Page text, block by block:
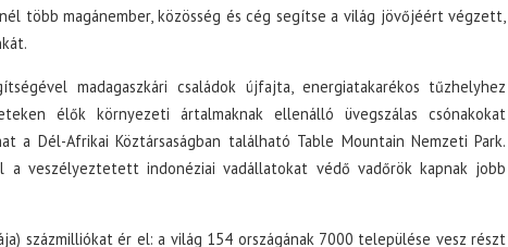
több magánember, közösség és cég segítse a világ jövőjéért végzett,
madagaszkári családok újfajta, energiatakarékos tűzhelyhez
élők környezeti ártalmaknak ellenálló üvegszálas csónakokat
a Dél-Afrikai Köztársaságban található Table Mountain Nemzeti Park.
a veszélyeztetett indonéziai vadállatokat védő vadőrök kapnak jobb
százmilliókat ér el: a világ 154 országának 7000 települése vesz részt